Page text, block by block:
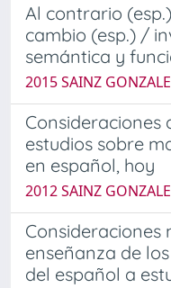
Al contrario
cambio (esp.) /
semántica y
2015 SAINZ
Consideraciones
estudios sobre
en español, hoy
2012 SAINZ
enseñanza de
del español a